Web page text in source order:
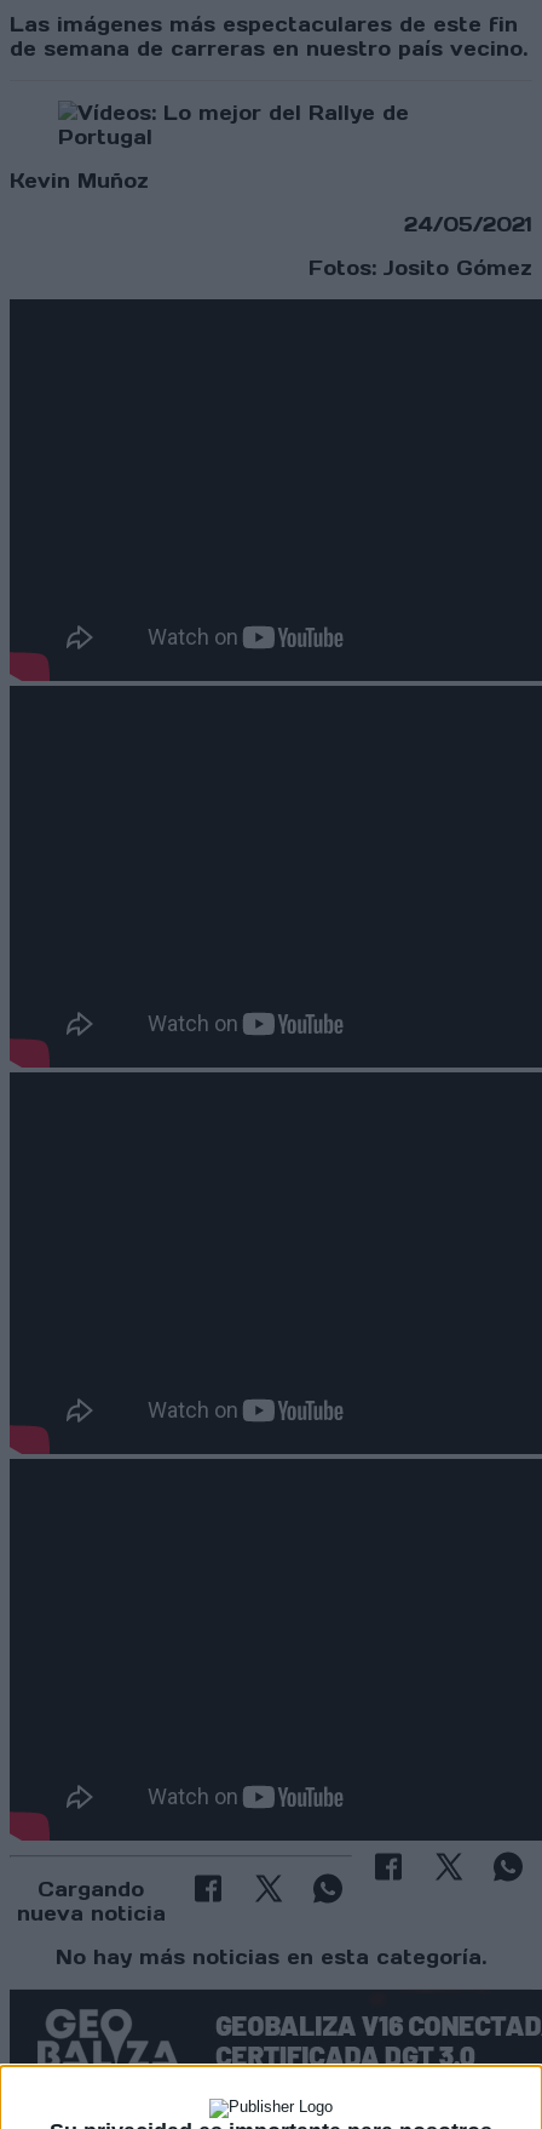
Las imágenes más espectaculares de este fin
de semana de carreras en nuestro país vecino.
Kevin Muñoz
24/05/2021
Fotos: Josito Gómez
Cargando
nueva noticia
No hay más noticias en esta categoría.